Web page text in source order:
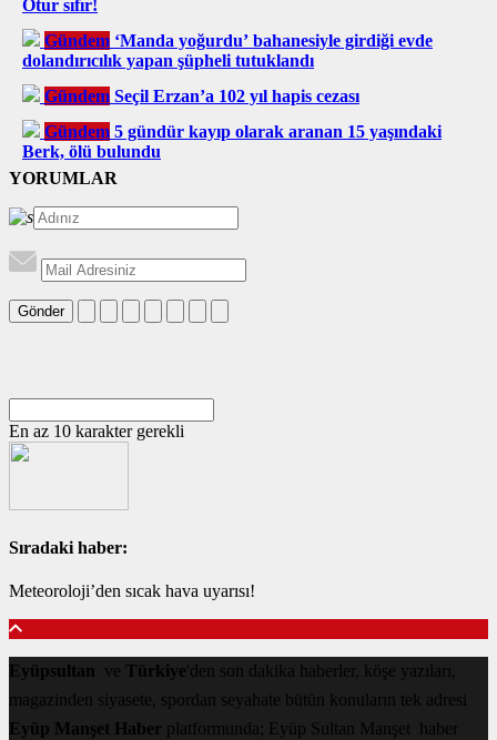
Otur sıfır!
Gündem ‘Manda yoğurdu’ bahanesiyle girdiği evde
dolandırıcılık yapan şüpheli tutuklandı
Gündem Seçil Erzan’a 102 yıl hapis cezası
Gündem 5 gündür kayıp olarak aranan 15 yaşındaki
Berk, ölü bulundu
YORUMLAR
Gönder
En az 10 karakter gerekli
Sıradaki haber:
Meteoroloji’den sıcak hava uyarısı!
Eyüpsultan ve Türkiye'den son dakika haberler, köşe yazıları,
magazinden siyasete, spordan seyahate bütün konuların tek adresi
Eyüp Manşet Haber platformunda; Eyüp Sultan Manşet haber